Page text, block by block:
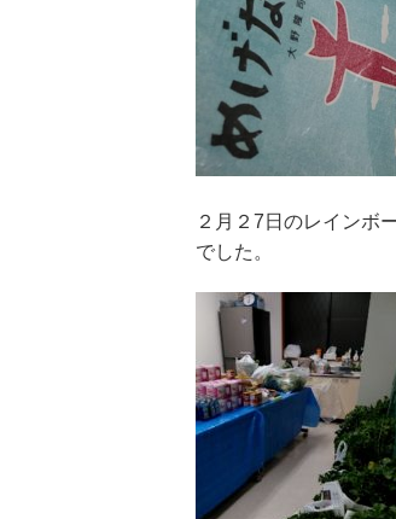
２月２7日のレインボ
でした。